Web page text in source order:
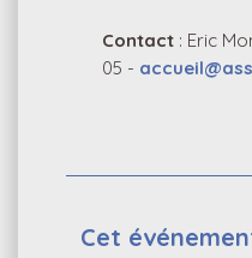
Contact : Eric
05 -
Cet